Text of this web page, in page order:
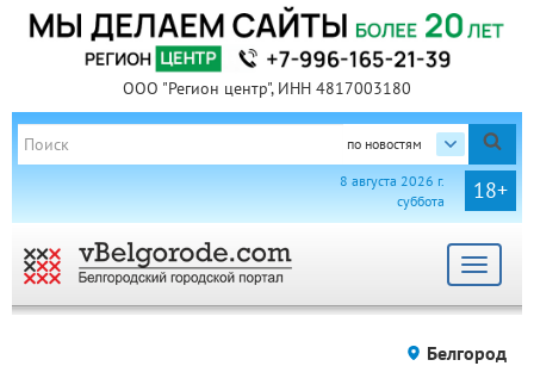
ООО "Регион центр", ИНН 4817003180
по новостям
18+
8 августа 2026 г.
суббота
Toggle
Белгород